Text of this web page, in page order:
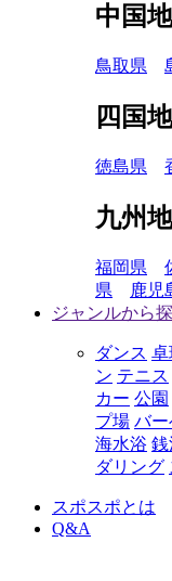
中国
鳥取県
四国
徳島県
九州
福岡県
県
鹿児
ジャンルから
ダンス 卓
ン テニス
カー 公園
プ場 バー
海水浴 銭
ダリング
スポスポとは
Q&A